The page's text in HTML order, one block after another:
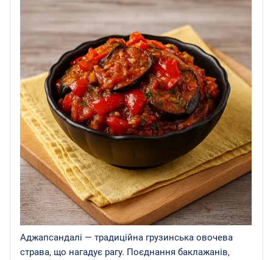
Аджапсандалі — традиційна грузинська овочева
страва, що нагадує рагу. Поєднання баклажанів,